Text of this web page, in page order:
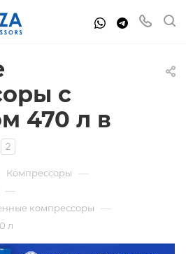
с
470 л в
2
Компрессоры —
—
компрессоры —
л